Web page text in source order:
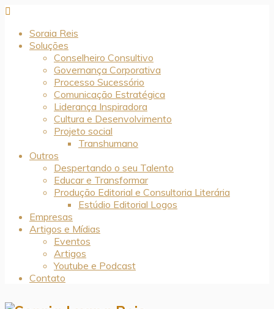
Soraia Reis
Soluções
Conselheiro Consultivo
Governança Corporativa
Processo Sucessório
Comunicação Estratégica
Liderança Inspiradora
Cultura e Desenvolvimento
Projeto social
Transhumano
Outros
Despertando o seu Talento
Educar e Transformar
Produção Editorial e Consultoria Literária
Estúdio Editorial Logos
Empresas
Artigos e Mídias
Eventos
Artigos
Youtube e Podcast
Contato